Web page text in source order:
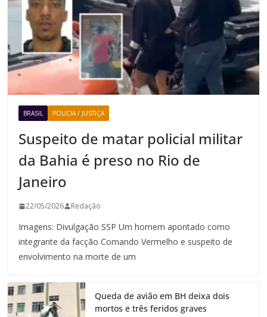
BRASIL POLICIA / JUSTIÇA
Suspeito de matar policial militar
da Bahia é preso no Rio de
Janeiro
22/05/2026 Redação
Imagens: Divulgação SSP Um homem apontado como
integrante da facção Comando Vermelho e suspeito de
envolvimento na morte de um
Queda de avião em BH deixa dois
mortos e três feridos graves